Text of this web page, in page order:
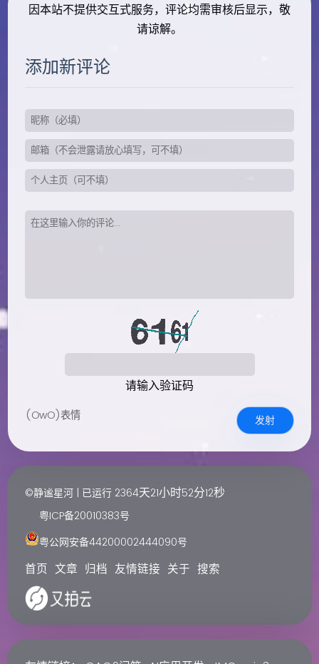
因本站不提供交互式服务，评论均需审核后显示，敬
请谅解。
添加新评论
请输入验证码
(OwO)表情 发射
©静谧星河 | 已运行 2364天21小时52分13秒
粤ICP备20010383号
粤公网安备44200002444090号
首页 文章 归档 友情链接 关于 搜索